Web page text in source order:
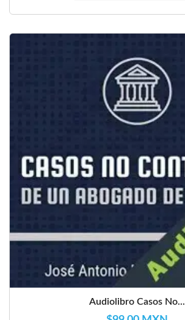
Audiolibro Casos No...